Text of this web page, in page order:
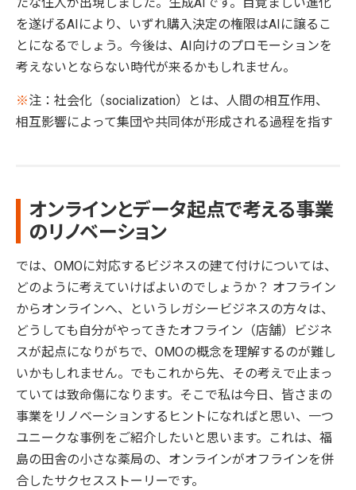
たな住人が出現しました。生成AIです。目覚ましい進化
を遂げるAIにより、いずれ購入決定の権限はAIに譲るこ
とになるでしょう。今後は、AI向けのプロモーションを
考えないとならない時代が来るかもしれません。
※注：社会化（socialization）とは、人間の相互作用、
相互影響によって集団や共同体が形成される過程を指す
オンラインとデータ起点で考える事業
のリノベーション
では、OMOに対応するビジネスの建て付けについては、
どのように考えていけばよいのでしょうか？ オフライン
からオンラインへ、というレガシービジネスの方々は、
どうしても自分がやってきたオフライン（店舗）ビジネ
スが起点になりがちで、OMOの概念を理解するのが難し
いかもしれません。でもこれから先、その考えで止まっ
ていては致命傷になります。そこで私は今日、皆さまの
事業をリノベーションするヒントになればと思い、一つ
ユニークな事例をご紹介したいと思います。これは、福
島の田舎の小さな薬局の、オンラインがオフラインを併
合したサクセスストーリーです。